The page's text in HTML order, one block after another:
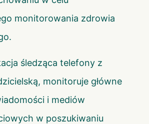
monitorowania zdrowia
śledząca telefony z
monitoruje główne
i mediów
w poszukiwaniu